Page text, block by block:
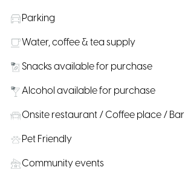
Parking
Water, coffee & tea supply
Snacks available for purchase
Alcohol available for purchase
Onsite restaurant / Coffee place / Bar
Pet Friendly
Community events